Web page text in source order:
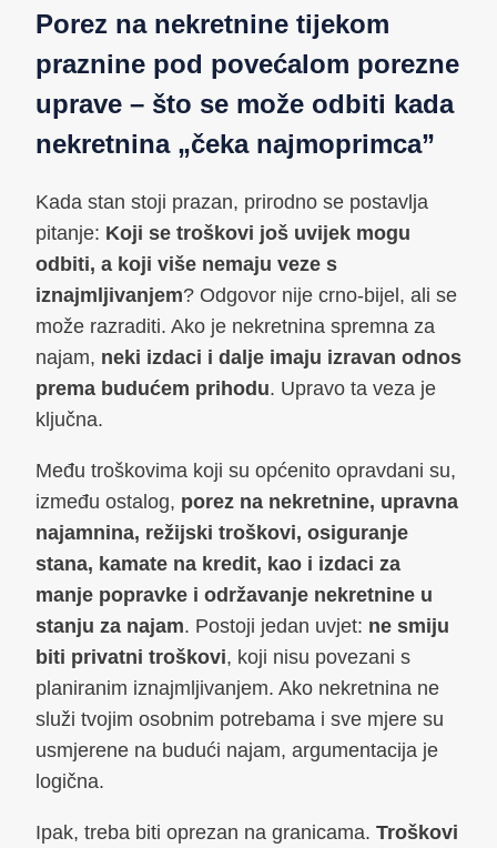
Porez na nekretnine tijekom
praznine pod povećalom porezne
uprave – što se može odbiti kada
nekretnina „čeka najmoprimca”
Kada stan stoji prazan, prirodno se postavlja
pitanje: Koji se troškovi još uvijek mogu
odbiti, a koji više nemaju veze s
iznajmljivanjem? Odgovor nije crno-bijel, ali se
može razraditi. Ako je nekretnina spremna za
najam, neki izdaci i dalje imaju izravan odnos
prema budućem prihodu. Upravo ta veza je
ključna.
Među troškovima koji su općenito opravdani su,
između ostalog, porez na nekretnine, upravna
najamnina, režijski troškovi, osiguranje
stana, kamate na kredit, kao i izdaci za
manje popravke i održavanje nekretnine u
stanju za najam. Postoji jedan uvjet: ne smiju
biti privatni troškovi, koji nisu povezani s
planiranim iznajmljivanjem. Ako nekretnina ne
služi tvojim osobnim potrebama i sve mjere su
usmjerene na budući najam, argumentacija je
logična.
Ipak, treba biti oprezan na granicama. Troškovi